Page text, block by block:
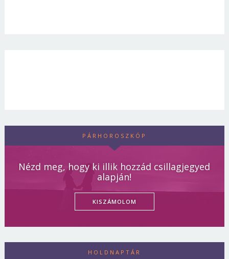
PÁRHOROSZKÓP
Nézd meg, hogy ki illik hozzád csillagjegyed
alapján!
KISZÁMOLOM
HOLDNAPTÁR